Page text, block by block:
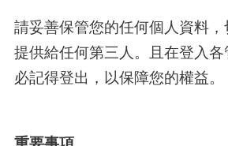
請妥善保管您的任何個人資料
提供給任何第三人。且在登入
必記得登出，以保障您的權益。